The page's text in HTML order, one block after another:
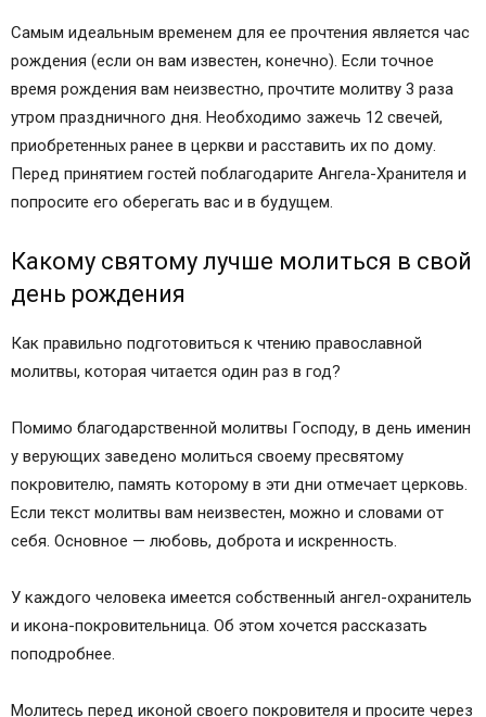
Самым идеальным временем для ее прочтения является час
рождения (если он вам известен, конечно). Если точное
время рождения вам неизвестно, прочтите молитву 3 раза
утром праздничного дня. Необходимо зажечь 12 свечей,
приобретенных ранее в церкви и расставить их по дому.
Перед принятием гостей поблагодарите Ангела-Хранителя и
попросите его оберегать вас и в будущем.
Какому святому лучше молиться в свой
день рождения
Как правильно подготовиться к чтению православной
молитвы, которая читается один раз в год?
Помимо благодарственной молитвы Господу, в день именин
у верующих заведено молиться своему пресвятому
покровителю, память которому в эти дни отмечает церковь.
Если текст молитвы вам неизвестен, можно и словами от
себя. Основное — любовь, доброта и искренность.
У каждого человека имеется собственный ангел-охранитель
и икона-покровительница. Об этом хочется рассказать
поподробнее.
Молитесь перед иконой своего покровителя и просите через